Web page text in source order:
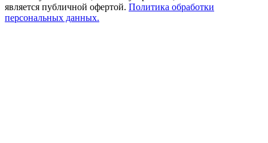
является публичной офертой. Политика обработки
персональных данных.